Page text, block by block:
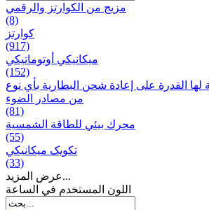
مزيج من الكوارتز والرقمي
(8)
كوارتز
(917)
ميكانيكي أوتوماتيكي
(152)
لها القدرة على إعادة شحن البطارية بأي نوع
من مصادر الضوء
(81)
محرك بيئي للطاقة الشمسية
(55)
تکویک ميكانيكي
(33)
عرض المزيد...
اللون المستخدم في الساعة